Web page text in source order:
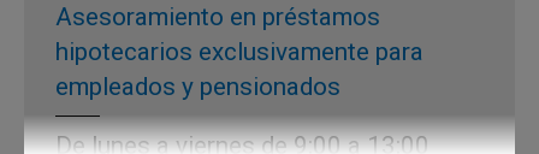
Asesoramiento en préstamos
hipotecarios exclusivamente para
empleados y pensionados
De lunes a viernes de 9:00 a 13:00